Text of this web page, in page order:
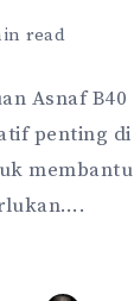
read
Asnaf B40
penting di
membantu